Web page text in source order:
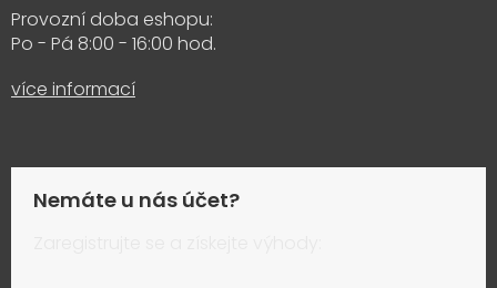
Provozní doba eshopu:
Po - Pá 8:00 - 16:00 hod.
více informací
Nemáte u nás účet?